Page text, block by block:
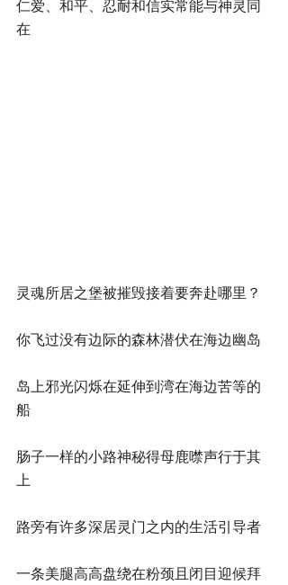
仁爱、和平、忍耐和信实常能与神灵同
在
灵魂所居之堡被摧毁接着要奔赴哪里？
你飞过没有边际的森林潜伏在海边幽岛
岛上邪光闪烁在延伸到湾在海边苦等的
船
肠子一样的小路神秘得母鹿噤声行于其
上
路旁有许多深居灵门之内的生活引导者
一条美腿高高盘绕在粉颈且闭目迎候拜